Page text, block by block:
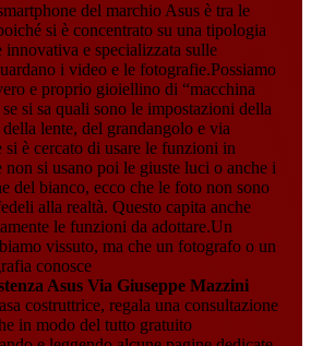
del marchio Asus è tra le
si è concentrato su una tipologia
innovativa e specializzata sulle
i video e le fotografie.Possiamo
e proprio gioiellino di “macchina
si sa quali sono le impostazioni della
lente, del grandangolo e via
è cercato di usare le funzioni in
non si usano poi le giuste luci o anche i
del bianco, ecco che le foto non sono
alla realtà. Questo capita anche
le funzioni da adottare.Un
vissuto, ma che un fotografo o un
conosce
Asus Via Giuseppe Mazzini
costruttrice, regala una consultazione
in modo del tutto gratuito